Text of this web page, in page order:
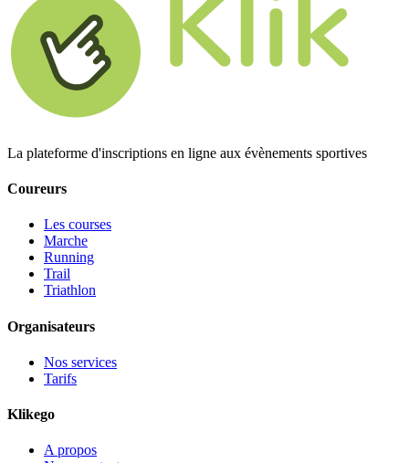
La plateforme d'inscriptions en ligne aux évènements sportives
Coureurs
Les courses
Marche
Running
Trail
Triathlon
Organisateurs
Nos services
Tarifs
Klikego
A propos